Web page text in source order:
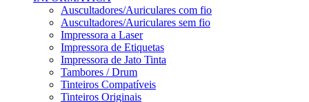
Auscultadores/Auriculares com fio
Auscultadores/Auriculares sem fio
Impressora a Laser
Impressora de Etiquetas
Impressora de Jato Tinta
Tambores / Drum
Tinteiros Compatíveis
Tinteiros Originais